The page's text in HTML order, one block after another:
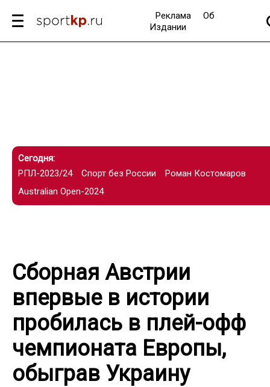
Реклама
Об
Издании
Сегодня:
РПЛ-2023/24
Спорт без России
Роман Костомаров
Australian Open-2024
Сборная Австрии
впервые в истории
пробилась в плей-офф
чемпионата Европы,
обыграв Украину